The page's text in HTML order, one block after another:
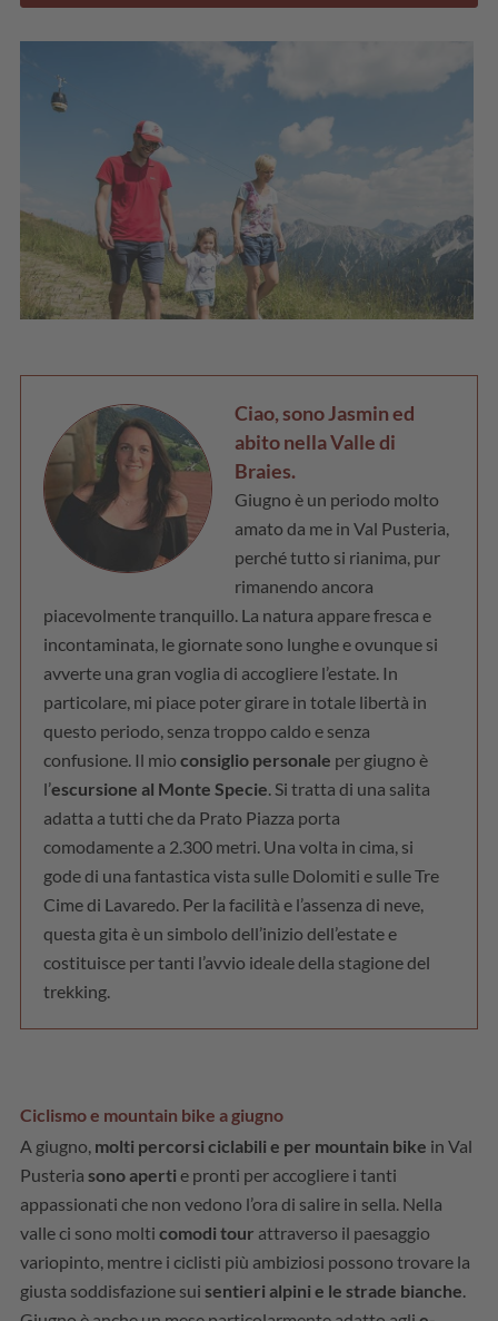
Ciao, sono Jasmin ed
abito nella Valle di
Braies.
Giugno è un periodo molto
amato da me in Val Pusteria,
perché tutto si rianima, pur
rimanendo ancora
piacevolmente tranquillo. La natura appare fresca e
incontaminata, le giornate sono lunghe e ovunque si
avverte una gran voglia di accogliere l’estate. In
particolare, mi piace poter girare in totale libertà in
questo periodo, senza troppo caldo e senza
confusione. Il mio consiglio personale per giugno è
l’escursione al Monte Specie . Si tratta di una salita
adatta a tutti che da Prato Piazza porta
comodamente a 2.300 metri. Una volta in cima, si
gode di una fantastica vista sulle Dolomiti e sulle Tre
Cime di Lavaredo. Per la facilità e l’assenza di neve,
questa gita è un simbolo dell’inizio dell’estate e
costituisce per tanti l’avvio ideale della stagione del
trekking.
Ciclismo e mountain bike a giugno
A giugno, molti percorsi ciclabili e per mountain bike in Val
Pusteria sono aperti e pronti per accogliere i tanti
appassionati che non vedono l’ora di salire in sella. Nella
valle ci sono molti comodi tour attraverso il paesaggio
variopinto, mentre i ciclisti più ambiziosi possono trovare la
giusta soddisfazione sui sentieri alpini e le strade bianche